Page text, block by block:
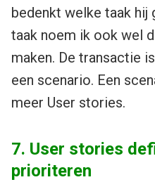
bedenkt welke taak hij
taak noem ik ook wel
maken. De transactie
een scenario. Een
meer User stories.
7. User stories
prioriteren